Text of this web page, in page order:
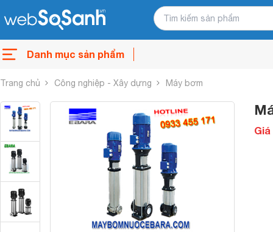
Danh mục sản phẩm
Trang chủ Công nghiệp - Xây dựng Máy bơm
Giá